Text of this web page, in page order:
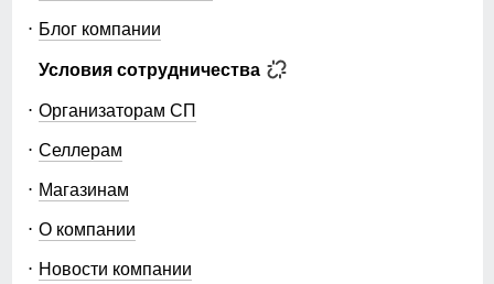
Блог компании
Условия сотрудничества
Организаторам СП
Селлерам
Магазинам
О компании
Новости компании